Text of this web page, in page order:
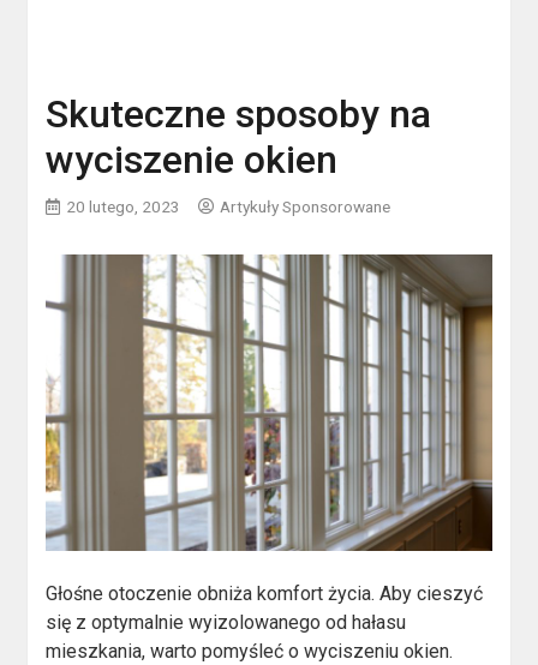
Skuteczne sposoby na
wyciszenie okien
20 lutego, 2023 Artykuły Sponsorowane
Głośne otoczenie obniża komfort życia. Aby cieszyć
się z optymalnie wyizolowanego od hałasu
mieszkania, warto pomyśleć o wyciszeniu okien.